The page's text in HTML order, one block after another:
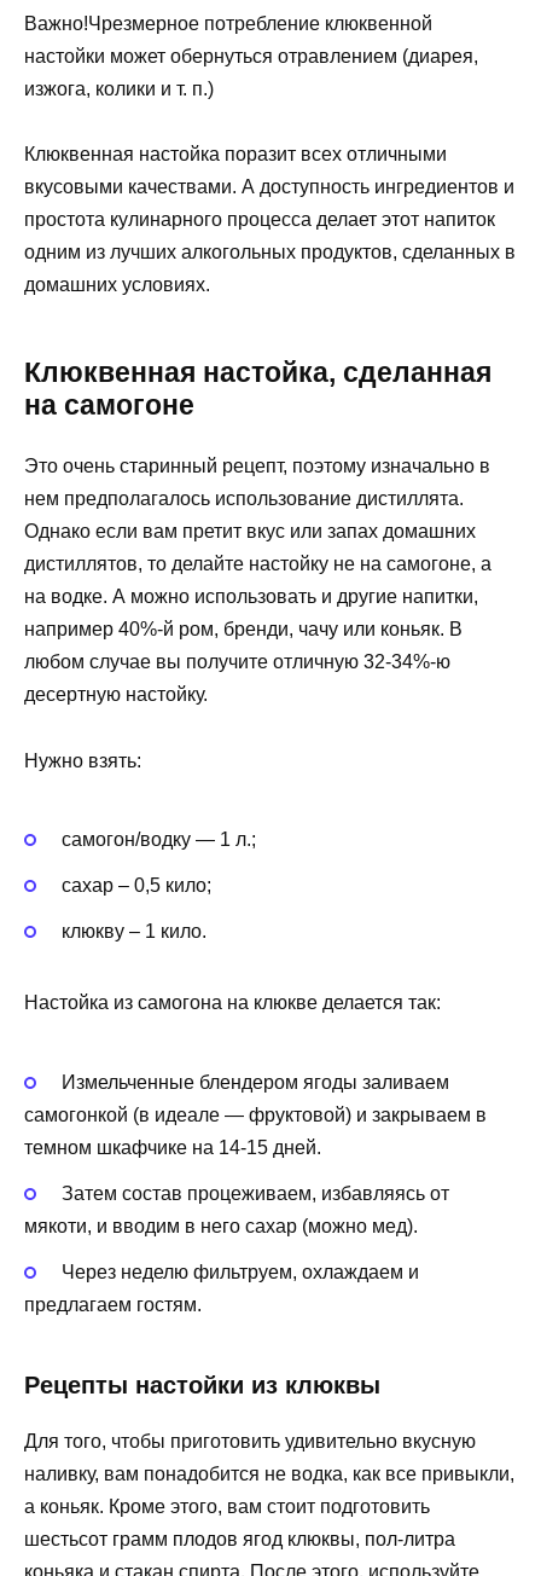
Важно!Чрезмерное потребление клюквенной
настойки может обернуться отравлением (диарея,
изжога, колики и т. п.)
Клюквенная настойка поразит всех отличными
вкусовыми качествами. А доступность ингредиентов и
простота кулинарного процесса делает этот напиток
одним из лучших алкогольных продуктов, сделанных в
домашних условиях.
Клюквенная настойка, сделанная
на самогоне
Это очень старинный рецепт, поэтому изначально в
нем предполагалось использование дистиллята.
Однако если вам претит вкус или запах домашних
дистиллятов, то делайте настойку не на самогоне, а
на водке. А можно использовать и другие напитки,
например 40%-й ром, бренди, чачу или коньяк. В
любом случае вы получите отличную 32-34%-ю
десертную настойку.
Нужно взять:
самогон/водку — 1 л.;
сахар – 0,5 кило;
клюкву – 1 кило.
Настойка из самогона на клюкве делается так:
Измельченные блендером ягоды заливаем
самогонкой (в идеале — фруктовой) и закрываем в
темном шкафчике на 14-15 дней.
Затем состав процеживаем, избавляясь от
мякоти, и вводим в него сахар (можно мед).
Через неделю фильтруем, охлаждаем и
предлагаем гостям.
Рецепты настойки из клюквы
Для того, чтобы приготовить удивительно вкусную
наливку, вам понадобится не водка, как все привыкли,
а коньяк. Кроме этого, вам стоит подготовить
шестьсот грамм плодов ягод клюквы, пол-литра
коньяка и стакан спирта. После этого, используйте